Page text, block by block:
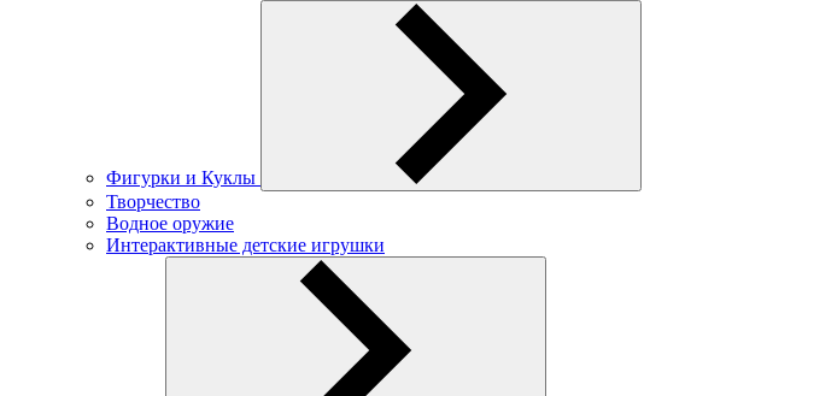
Фигурки и Куклы
Творчество
Водное оружие
Интерактивные детские игрушки